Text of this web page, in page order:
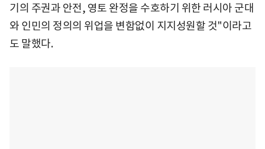
기의 주권과 안전, 영토 완정을 수호하기 위한 러시아 군대
와 인민의 정의의 위업을 변함없이 지지성원할 것"이라고
도 말했다.